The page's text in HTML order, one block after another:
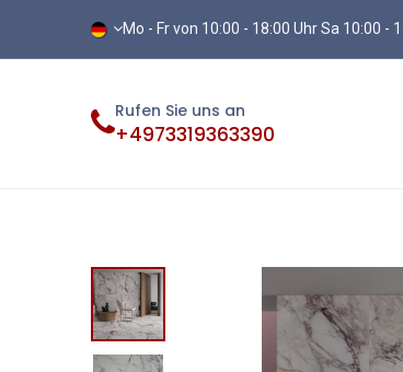
Mo - Fr von 10:00 - 18:00 Uhr Sa 10:00 -
Rufen Sie uns an
+4973319363390